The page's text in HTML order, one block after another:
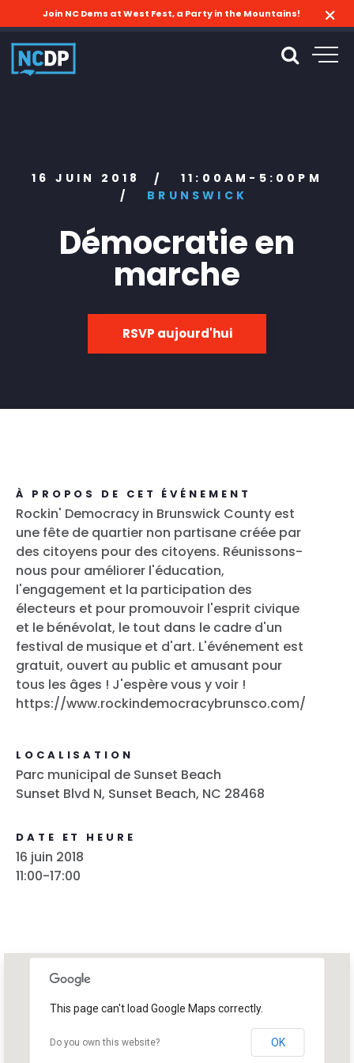
Join NC Dems at West Fest, a Party in the Mountains!
16 JUIN 2018 /
11:00AM-5:00PM
/
BRUNSWICK
Démocratie en
marche
RSVP aujourd'hui
À PROPOS DE CET ÉVÉNEMENT
Rockin' Democracy in Brunswick County est
une fête de quartier non partisane créée par
des citoyens pour des citoyens. Réunissons-
nous pour améliorer l'éducation,
l'engagement et la participation des
électeurs et pour promouvoir l'esprit civique
et le bénévolat, le tout dans le cadre d'un
festival de musique et d'art. L'événement est
gratuit, ouvert au public et amusant pour
tous les âges ! J'espère vous y voir !
https://www.rockindemocracybrunsco.com/
LOCALISATION
Parc municipal de Sunset Beach
Sunset Blvd N, Sunset Beach, NC 28468
DATE ET HEURE
16 juin 2018
11:00-17:00
This page can't load Google Maps correctly.
Do you own this website? OK